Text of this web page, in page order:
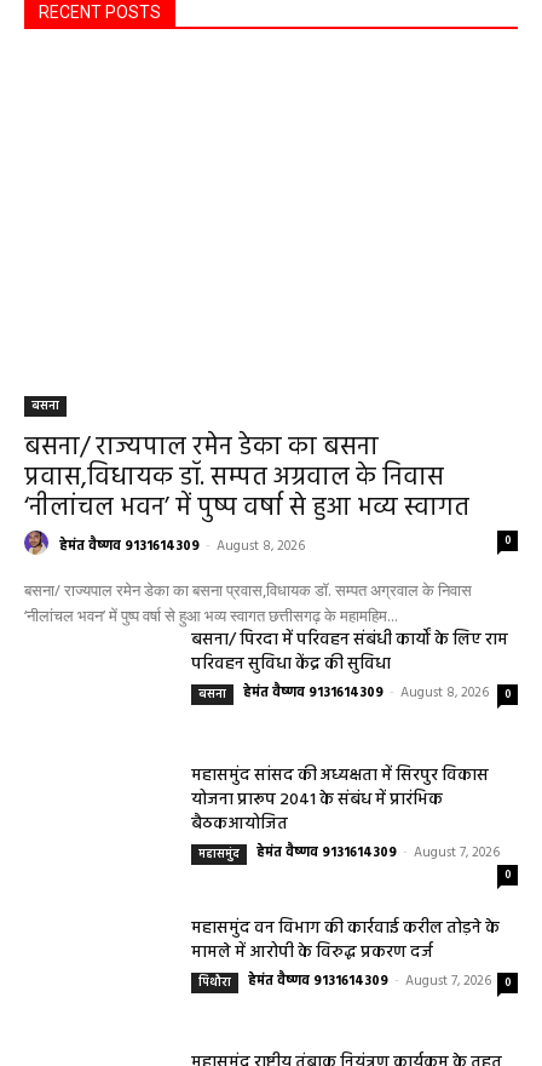
RECENT POSTS
बसना
बसना/ राज्यपाल रमेन डेका का बसना
प्रवास,विधायक डॉ. सम्पत अग्रवाल के निवास
‘नीलांचल भवन’ में पुष्प वर्षा से हुआ भव्य स्वागत
हेमंत वैष्णव 9131614309 - August 8, 2026 0
बसना/ राज्यपाल रमेन डेका का बसना प्रवास,विधायक डॉ. सम्पत अग्रवाल के निवास
‘नीलांचल भवन’ में पुष्प वर्षा से हुआ भव्य स्वागत छत्तीसगढ़ के महामहिम...
बसना/ पिरदा में परिवहन संबंधी कार्यों के लिए राम
परिवहन सुविधा केंद्र की सुविधा
बसना हेमंत वैष्णव 9131614309 - August 8, 2026 0
महासमुंद सांसद की अध्यक्षता में सिरपुर विकास
योजना प्रारूप 2041 के संबंध में प्रारंभिक
बैठकआयोजित
महासमुंद हेमंत वैष्णव 9131614309 - August 7, 2026
0
महासमुंद वन विभाग की कार्रवाई करील तोड़ने के
मामले में आरोपी के विरुद्ध प्रकरण दर्ज
पिथौरा हेमंत वैष्णव 9131614309 - August 7, 2026 0